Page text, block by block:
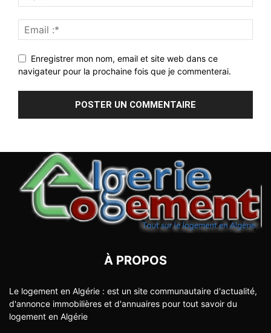
Enregistrer mon nom, email et site web dans ce
navigateur pour la prochaine fois que je commenterai.
À PROPOS
Le logement en Algérie : est un site communautaire d'actualité,
d'annonce immobilières et d'annuaires pour tout savoir du
logement en Algérie